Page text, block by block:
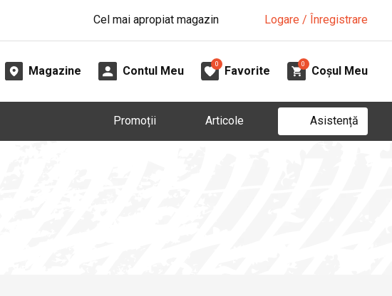
Cel mai apropiat magazin Logare / Înregistrare
Magazine Contul Meu
0
Favorite
0
Coșul Meu
Promoții Articole Asistență